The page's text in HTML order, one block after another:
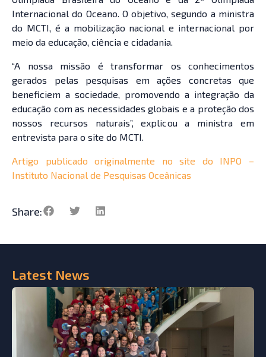
Latest News
Internacional do Oceano. O objetivo, segundo a ministra
do MCTI, é a mobilização nacional e internacional por
meio da educação, ciência e cidadania.
“A nossa missão é transformar os conhecimentos
gerados pelas pesquisas em ações concretas que
beneficiem a sociedade, promovendo a integração da
educação com as necessidades globais e a proteção dos
nossos recursos naturais”, explicou a ministra em
entrevista para o site do MCTI.
Artigo publicado originalmente no site do INPO –
Instituto Nacional de Pesquisas Oceânicas
Share: